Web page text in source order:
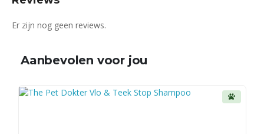
Er zijn nog geen reviews.
Aanbevolen voor jou